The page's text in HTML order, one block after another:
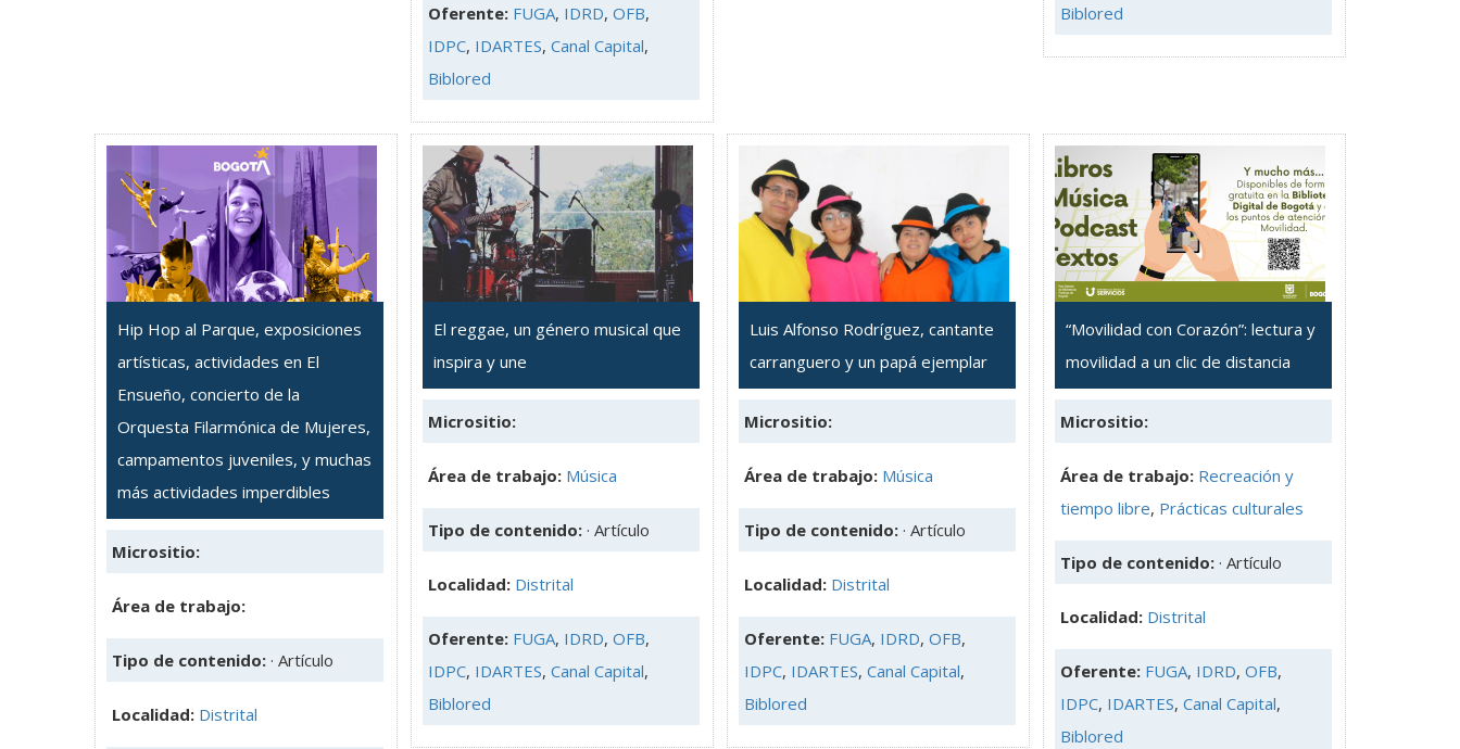
Oferente: FUGA, IDRD, OFB,
IDPC, IDARTES, Canal Capital,
Biblored
Biblored
Hip Hop al Parque, exposiciones
artísticas, actividades en El
Ensueño, concierto de la
Orquesta Filarmónica de Mujeres,
campamentos juveniles, y muchas
más actividades imperdibles
Micrositio:
Área de trabajo:
Tipo de contenido: · Artículo
Localidad: Distrital
El reggae, un género musical que
inspira y une
Micrositio:
Área de trabajo: Música
Tipo de contenido: · Artículo
Localidad: Distrital
Oferente: FUGA, IDRD, OFB,
IDPC, IDARTES, Canal Capital,
Biblored
Luis Alfonso Rodríguez, cantante
carranguero y un papá ejemplar
Micrositio:
Área de trabajo: Música
Tipo de contenido: · Artículo
Localidad: Distrital
Oferente: FUGA, IDRD, OFB,
IDPC, IDARTES, Canal Capital,
Biblored
“Movilidad con Corazón”: lectura y
movilidad a un clic de distancia
Micrositio:
Área de trabajo: Recreación y
tiempo libre, Prácticas culturales
Tipo de contenido: · Artículo
Localidad: Distrital
Oferente: FUGA, IDRD, OFB,
IDPC, IDARTES, Canal Capital,
Biblored